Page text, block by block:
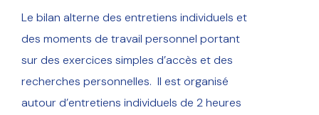
Le bilan alterne des entretiens individuels et
des moments de travail personnel portant
sur des exercices simples d’accès et des
recherches personnelles. Il est organisé
autour d’entretiens individuels de 2 heures